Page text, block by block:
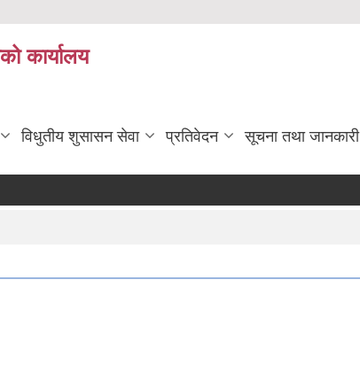
कार्यालय
विधुतीय शुसासन सेवा प्रतिवेदन सूचना तथा जानकारी